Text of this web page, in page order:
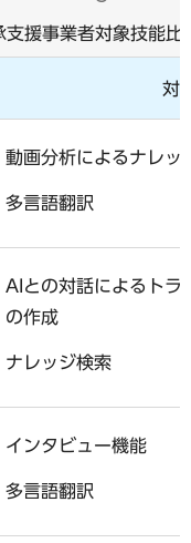
援事業者対象技能比
対
動画分析によるナレッ
多言語翻訳
AIとの対話によるトラ
の作成
ナレッジ検索
インタビュー機能
多言語翻訳